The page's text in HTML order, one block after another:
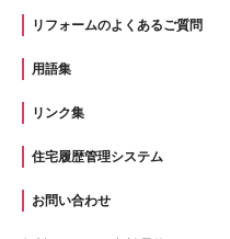
リフォームのよくあるご質問
用語集
リンク集
住宅履歴管理システム
お問い合わせ